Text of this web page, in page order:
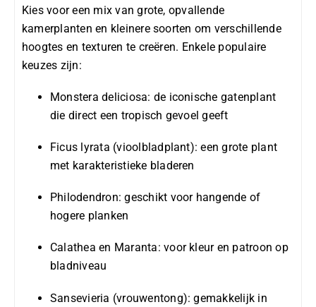
Kies voor een mix van grote, opvallende
kamerplanten en kleinere soorten om verschillende
hoogtes en texturen te creëren. Enkele populaire
keuzes zijn:
Monstera deliciosa: de iconische gatenplant
die direct een tropisch gevoel geeft
Ficus lyrata (vioolbladplant): een grote plant
met karakteristieke bladeren
Philodendron: geschikt voor hangende of
hogere planken
Calathea en Maranta: voor kleur en patroon op
bladniveau
Sansevieria (vrouwentong): gemakkelijk in